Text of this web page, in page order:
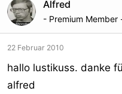
Alfred
- Premium Member
22 Februar 2010
hallo lustikuss. danke
alfred